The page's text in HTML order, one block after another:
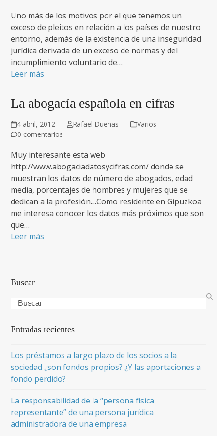
Uno más de los motivos por el que tenemos un
exceso de pleitos en relación a los países de nuestro
entorno, además de la existencia de una inseguridad
jurídica derivada de un exceso de normas y del
incumplimiento voluntario de…
Leer más
La abogacía española en cifras
4 abril, 2012 Rafael Dueñas
Varios
0 comentarios
Muy interesante esta web
http://www.abogaciadatosycifras.com/ donde se
muestran los datos de número de abogados, edad
media, porcentajes de hombres y mujeres que se
dedican a la profesión....Como residente en Gipuzkoa
me interesa conocer los datos más próximos que son
que…
Leer más
Buscar
Search
Entradas recientes
Los préstamos a largo plazo de los socios a la
sociedad ¿son fondos propios? ¿Y las aportaciones a
fondo perdido?
La responsabilidad de la “persona física
representante” de una persona jurídica
administradora de una empresa